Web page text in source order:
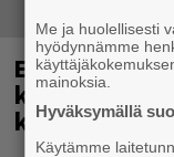
Eppu
keikkansa –
kuultiin
Me ja huolellisesti
hyödynnämme
mainoksia.
Hyväksymällä
Käytämme